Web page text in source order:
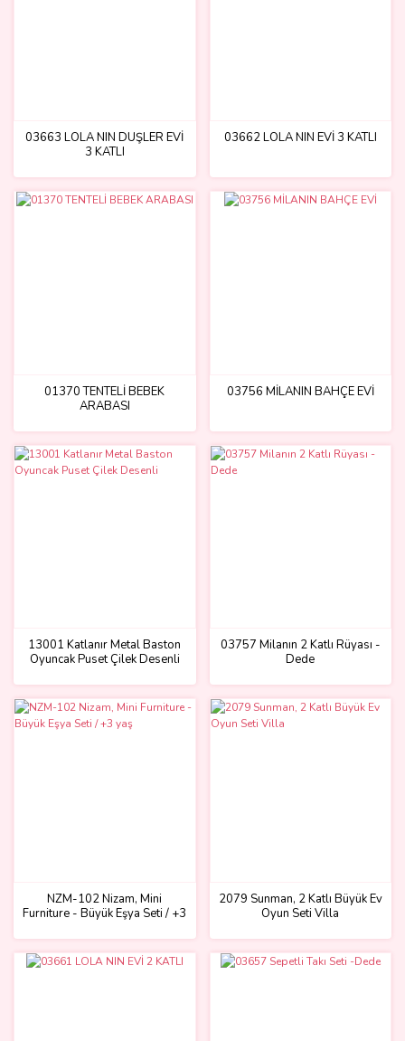
03663 LOLA NIN DÜŞLER EVİ
3 KATLI
03662 LOLA NIN EVİ 3 KATLI
01370 TENTELİ BEBEK
ARABASI
03756 MİLANIN BAHÇE EVİ
13001 Katlanır Metal Baston
Oyuncak Puset Çilek Desenli
03757 Milanın 2 Katlı Rüyası -
Dede
NZM-102 Nizam, Mini
Furniture - Büyük Eşya Seti / +3
2079 Sunman, 2 Katlı Büyük Ev
Oyun Seti Villa